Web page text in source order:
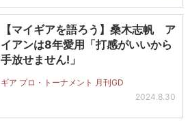
【マイギアを語ろう】桑木志帆 ア
イアンは8年愛用「打感がいいから
手放せません!」
ギア プロ・トーナメント 月刊GD
2024.8.30